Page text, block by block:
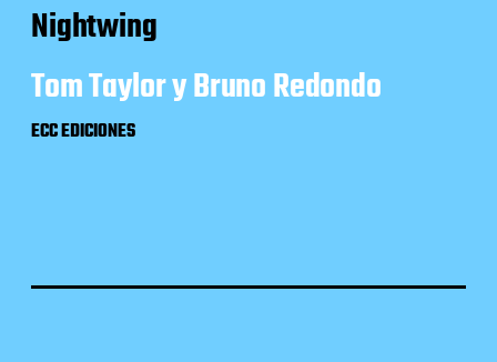
Nightwing
Tom Taylor y Bruno Redondo
ECC EDICIONES